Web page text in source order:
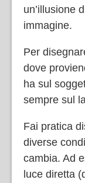
un’illusione
immagine.
Per
dove
ha sul
sempre sul
Fai pratica
diverse
cambia. Ad
luce diretta